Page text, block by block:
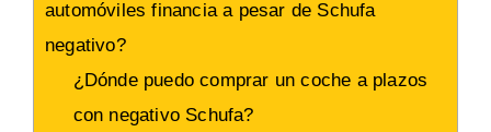
automóviles financia a pesar de Schufa
negativo?
¿Dónde puedo comprar un coche a plazos
con negativo Schufa?